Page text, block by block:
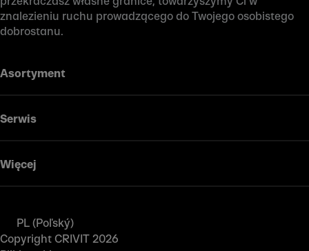
znalezieniu ruchu prowadzącego do Twojego osobistego
dobrostanu.
Asortyment
Serwis
Więcej
PL (Poľský)
Copyright CRIVIT 2026